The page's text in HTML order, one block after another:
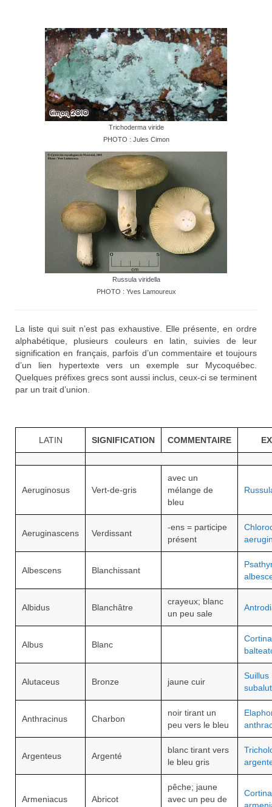
Trichoderma viride
PHOTO : Jules Cimon
Russula viridella
PHOTO : Yves Lamoureux
La liste qui suit n’est pas exhaustive. Elle présente, en ordre
alphabétique, plusieurs couleurs en latin, suivies de leur
signification en français, parfois d’un commentaire et toujours
d’un lien hypertexte vers un exemple sur Mycoquébec.
Quelques préfixes grecs sont aussi inclus, ceux-ci se terminent
par un trait d’union.
LATIN SIGNIFICATION COMMENTAIRE
Aeruginosus Vert-de-gris
avec un
mélange de
bleu
Aeruginascens Verdissant
-ens = participe
présent
Albescens Blanchissant
Albidus Blanchâtre
crayeux; blanc
un peu sale
Albus Blanc
Alutaceus Bronze jaune cuir
Suillus
Anthracinus Charbon
noir tirant un
peu vers le bleu
Argenteus Argenté
blanc tirant vers
le bleu gris
Armeniacus Abricot
pêche; jaune
avec un peu de